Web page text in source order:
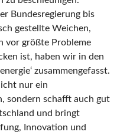
Bundesregierung bis
gestellte Weichen,
vor größte Probleme
ist, haben wir in den
zusammengefasst.
nur ein
sondern schafft auch gut
und bringt
Innovation und